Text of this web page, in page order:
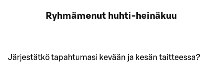
Ryhmämenut huhti-heinäkuu
Järjestätkö tapahtumasi kevään ja kesän taitteessa?